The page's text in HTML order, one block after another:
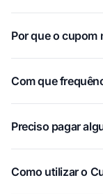
Por que o cupom
Com que
Preciso pagar
Como utilizar o